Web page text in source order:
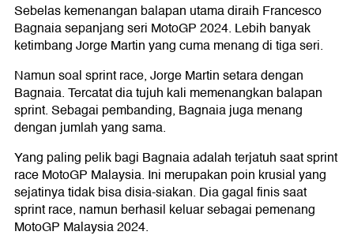
Sebelas kemenangan balapan utama diraih Francesco
Bagnaia sepanjang seri MotoGP 2024. Lebih banyak
ketimbang Jorge Martin yang cuma menang di tiga seri.
Namun soal sprint race, Jorge Martin setara dengan
Bagnaia. Tercatat dia tujuh kali memenangkan balapan
sprint. Sebagai pembanding, Bagnaia juga menang
dengan jumlah yang sama.
Yang paling pelik bagi Bagnaia adalah terjatuh saat sprint
race MotoGP Malaysia. Ini merupakan poin krusial yang
sejatinya tidak bisa disia-siakan. Dia gagal finis saat
sprint race, namun berhasil keluar sebagai pemenang
MotoGP Malaysia 2024.